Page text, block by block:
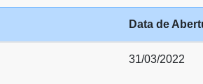
Data de
31/03/2022